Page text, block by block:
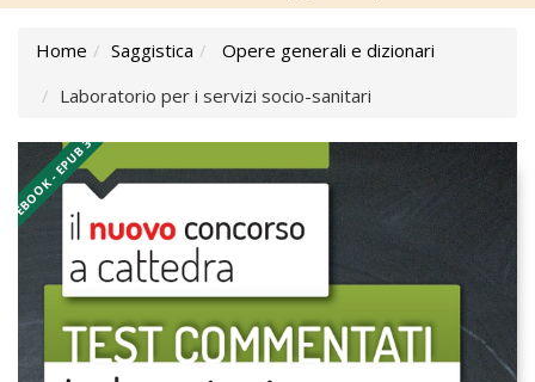
Home Saggistica
Opere generali e dizionari
Laboratorio per i servizi socio-sanitari
EBOOK - EPUB 3